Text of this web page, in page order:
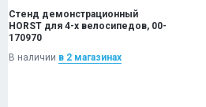
Стенд демонстрационный
HORST для 4-х велосипедов, 00-
170970
В наличии в 2 магазинах